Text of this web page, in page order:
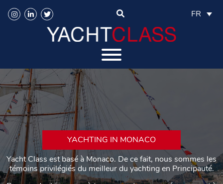
FR
YACHTING IN MONACO
Yacht Class est basé à Monaco. De ce fait, nous sommes les
témoins privilégiés du meilleur du yachting en Principauté.